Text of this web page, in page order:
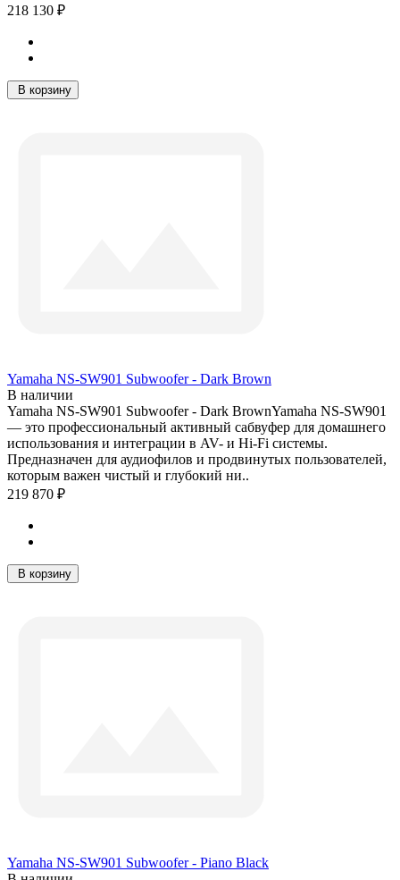
218 130 ₽
В корзину
Yamaha NS-SW901 Subwoofer - Dark Brown
В наличии
Yamaha NS-SW901 Subwoofer - Dark BrownYamaha NS-SW901
— это профессиональный активный сабвуфер для домашнего
использования и интеграции в AV- и Hi-Fi системы.
Предназначен для аудиофилов и продвинутых пользователей,
которым важен чистый и глубокий ни..
219 870 ₽
В корзину
Yamaha NS-SW901 Subwoofer - Piano Black